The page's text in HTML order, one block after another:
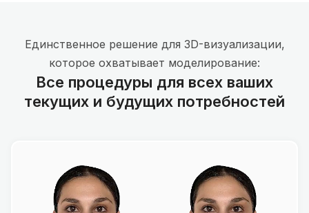
Единственное решение для 3D-визуализации,
которое охватывает моделирование:
Все процедуры для всех ваших
текущих и будущих потребностей